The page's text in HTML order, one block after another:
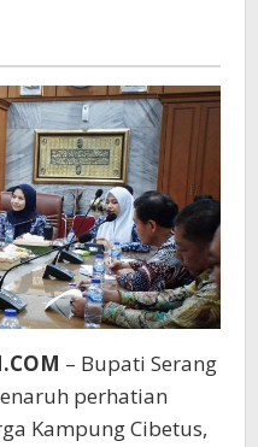
– Bupati Serang
perhatian
Kampung Cibetus,